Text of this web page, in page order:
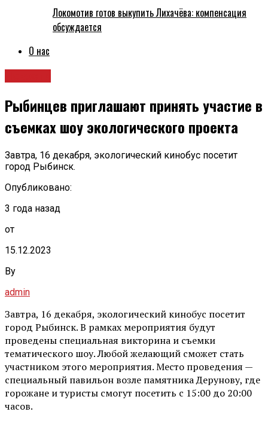
Локомотив готов выкупить Лихачёва: компенсация
обсуждается
О нас
Рыбинцев приглашают принять участие в
съемках шоу экологического проекта
Завтра, 16 декабря, экологический кинобус посетит
город Рыбинск.
Опубликовано:
3 года назад
от
15.12.2023
By
admin
Завтра, 16 декабря, экологический кинобус посетит
город Рыбинск. В рамках мероприятия будут
проведены специальная викторина и съемки
тематического шоу. Любой желающий сможет стать
участником этого мероприятия. Место проведения —
специальный павильон возле памятника Дерунову, где
горожане и туристы смогут посетить с 15:00 до 20:00
часов.